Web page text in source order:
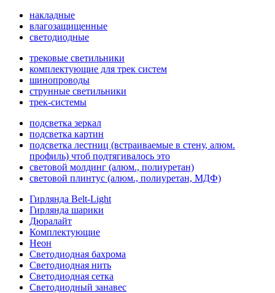
накладные
влагозащищенные
светодиодные
трековые светильники
комплектующие для трек систем
шинопроводы
струнные светильники
трек-системы
подсветка зеркал
подсветка картин
подсветка лестниц (встраиваемые в стену, алюм.
профиль) чтоб подтягивалось это
световой молдинг (алюм., полиуретан)
световой плинтус (алюм., полиуретан, МДФ)
Гирлянда Belt-Light
Гирлянда шарики
Дюралайт
Комплектующие
Неон
Светодиодная бахрома
Светодиодная нить
Светодиодная сетка
Светодиодный занавес